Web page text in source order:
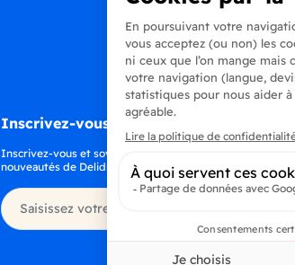
Inscrivez-vous à la newsletter
Inscrivez-vous et soyez au courant de toutes les dernières
nouveautés de Delidrinks